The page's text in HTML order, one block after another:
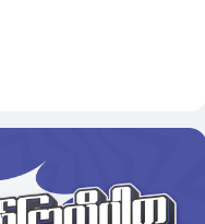
ာက်တာလည်း ကောက်
တက်ကြပါနဲ့လို့ ပြောချင်
ကားလမ်းဘေးမှာပဲ န
က် ပြည်သူတွေအနေနဲ့
ကြစေလိုတယ်လို့ ဝန်းရံမှူး